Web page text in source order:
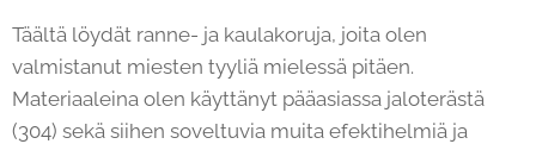
Täältä löydät ranne- ja kaulakoruja, joita olen
valmistanut miesten tyyliä mielessä pitäen.
Materiaaleina olen käyttänyt pääasiassa jaloterästä
(304) sekä siihen soveltuvia muita efektihelmiä ja